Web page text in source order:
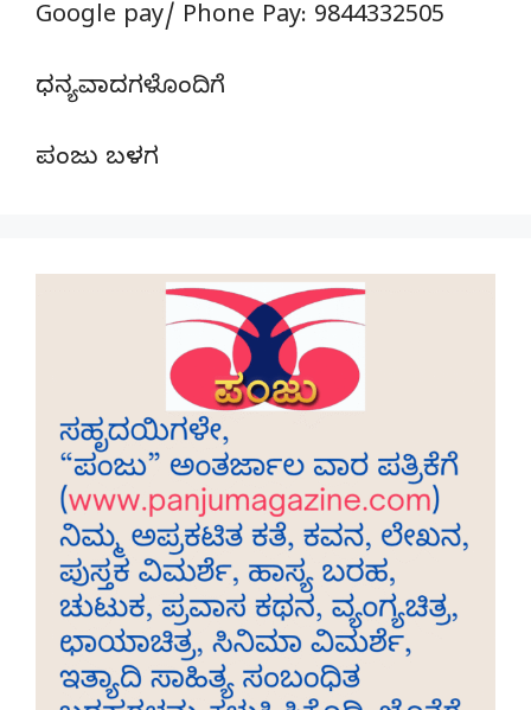
Google pay/ Phone Pay: 9844332505
ಧನ್ಯವಾದಗಳೊಂದಿಗೆ
ಪಂಜು ಬಳಗ